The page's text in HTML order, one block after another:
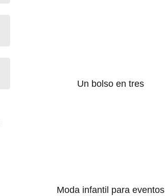
Un bolso en tres
Moda infantil para eventos